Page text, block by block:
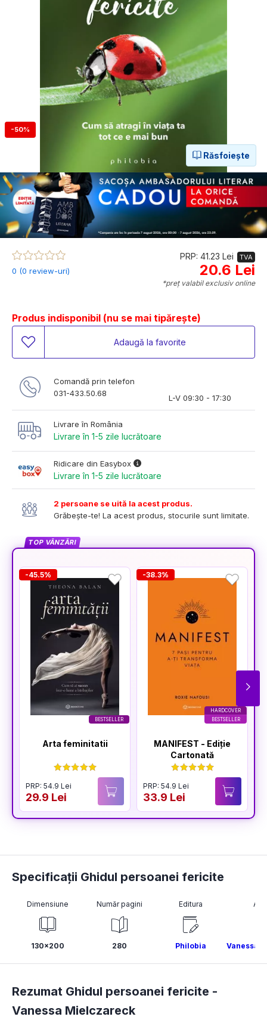
-50%
Răsfoiește
0 (0 review-uri)
PRP: 41.23 Lei TVA
20.6 Lei
*preț valabil exclusiv online
Produs indisponibil (nu se mai tipărește)
Adaugă la favorite
Comandă prin telefon
031-433.50.68
L-V 09:30 - 17:30
Livrare în România
Livrare în 1-5 zile lucrătoare
Ridicare din Easybox
Livrare în 1-5 zile lucrătoare
2 persoane se uită la acest produs.
Grăbește-te! La acest produs, stocurile sunt limitate.
TOP VÂNZĂRI
BESTSELLER
-45.5%
Arta feminitatii
PRP: 54.9 Lei
29.9 Lei
HARDCOVER
BESTSELLER
-38.3%
MANIFEST - Ediție
Cartonată
PRP: 54.9 Lei
33.9 Lei
Specificații Ghidul persoanei fericite
Dimensiune
130x200
Număr pagini
280
Editura
Philobia Vanessa
Rezumat Ghidul persoanei fericite -
Vanessa Mielczareck